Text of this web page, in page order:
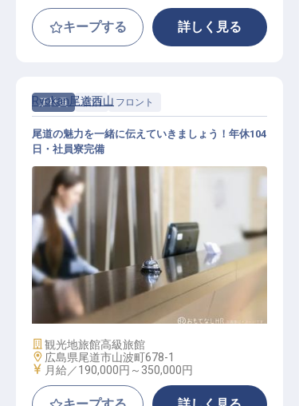
キープする 詳しく見る
正社員 宿泊 フロント
フロント
Ryokan尾道西山
尾道の魅力を一緒に伝えていきましょう！年休104
日・社員寮完備
施設業態
観光地旅館高級旅館
勤務地
広島県尾道市山波町678-1
給与
月給／190,000円～ 350,000円